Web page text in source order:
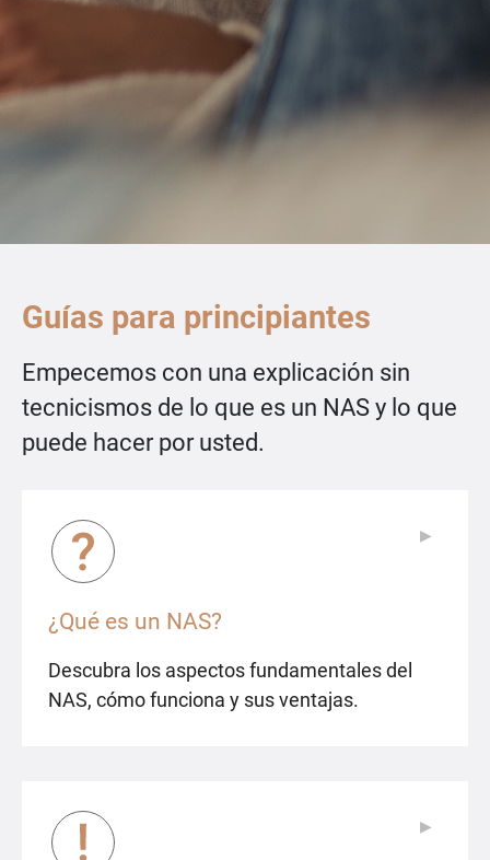
Guías para principiantes
Empecemos con una explicación sin
tecnicismos de lo que es un NAS y lo que
puede hacer por usted.
¿Qué es un NAS?
Descubra los aspectos fundamentales del
NAS, cómo funciona y sus ventajas.
▶
▶